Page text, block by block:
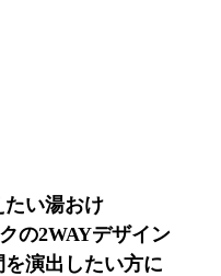
い湯おけ
の2WAYデザイン
演出したい方に